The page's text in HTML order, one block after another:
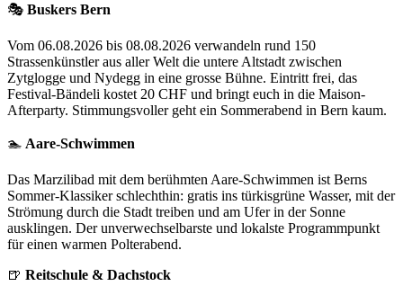
🎭 Buskers Bern
Vom 06.08.2026 bis 08.08.2026 verwandeln rund 150
Strassenkünstler aus aller Welt die untere Altstadt zwischen
Zytglogge und Nydegg in eine grosse Bühne. Eintritt frei, das
Festival-Bändeli kostet 20 CHF und bringt euch in die Maison-
Afterparty. Stimmungsvoller geht ein Sommerabend in Bern kaum.
🏊 Aare-Schwimmen
Das Marzilibad mit dem berühmten Aare-Schwimmen ist Berns
Sommer-Klassiker schlechthin: gratis ins türkisgrüne Wasser, mit der
Strömung durch die Stadt treiben und am Ufer in der Sonne
ausklingen. Der unverwechselbarste und lokalste Programmpunkt
für einen warmen Polterabend.
🍺 Reitschule & Dachstock